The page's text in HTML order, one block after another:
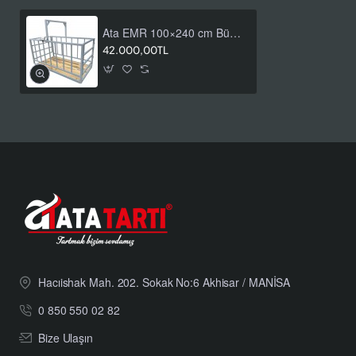
Hayvancılık tesisleri ile mezbahalarda sevk veya işlem öncesi
kontrol tartımı
Hayvan pazarları ve benzeri sahalarda uygunluk şartları
doğrulanmış tartım uygulamaları
Yasal kullanım notu:
Uygunluğu doğrulanmamış cihaz alım-satım bedelinin
1 Ton, 2 Ton ve 3 Ton Kapasite
Seçimi
kg)
kapasite seçenekleriyle hazırlanır.
Doğru kapasite belirlenirken sürüdeki en ağır hayvanın
mevcut canlı ağırlığı, beklenen ağırlık artışı ve işletmenin
tartım rutini birlikte değerlendirilmelidir. Platform geometrisi ve
mekanik yapı korunurken seçilen kapasite, cihazın
Ata EMR 100×240 cm Büyükbaş Hayvan Baskülü 1-2-3 Ton
42.000,00TL
Hacıishak Mah. 202. Sokak No:6 Akhisar / MANİSA
0 850 550 02 82
Bize Ulaşın